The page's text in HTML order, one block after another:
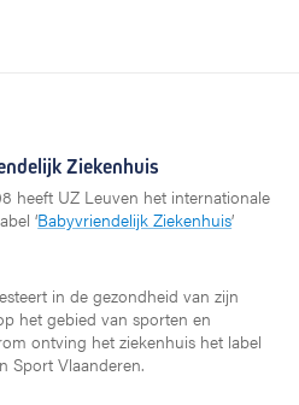
Ziekenhuis
heeft UZ Leuven het internationale
‘Babyvriendelijk Ziekenhuis’
in de gezondheid van zijn
het gebied van sporten en
ontving het ziekenhuis het label
Sport Vlaanderen.